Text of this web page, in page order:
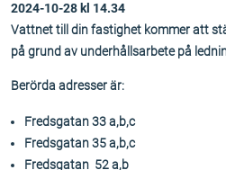
2024-10-28 kl 14.34
Vattnet till din fastighet kommer att
på grund av underhållsarbete på
Berörda adresser är:
Fredsgatan 33 a,b,c
Fredsgatan 35 a,b,c
Fredsgatan 52 a,b